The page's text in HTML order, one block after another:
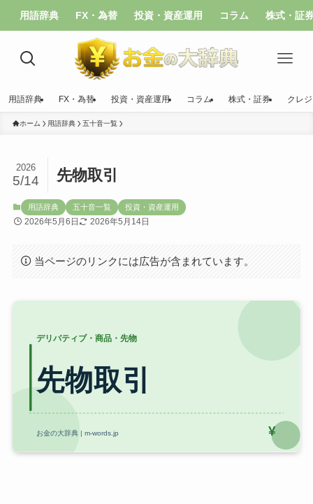
用語辞典 FX・為替 投資・資産運用 コラム 株式・証
用語辞典 FX・為替 投資・資産運用 コラム 株式・証券 クレ
ホーム 用語辞典 五十音一覧
先物取引
2026
5/14
用語辞典 五十音一覧 投資・資産運用
2026年5月6日 2026年5月14日
当ページのリンクには広告が含まれています。